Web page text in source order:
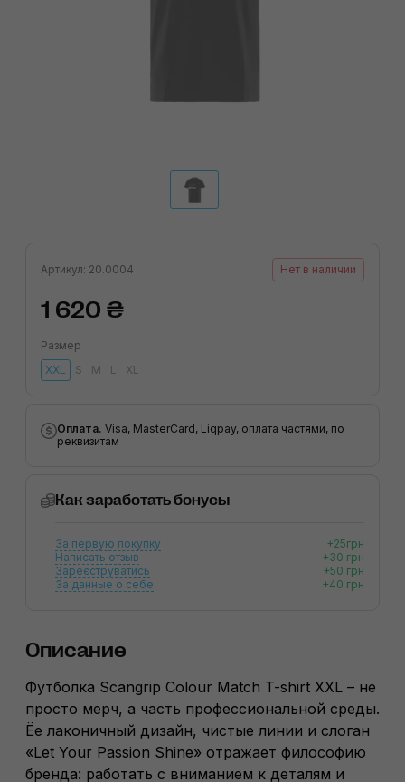
Артикул: 20.0004 Нет в наличии
1 620 ₴
Размер
XXL
S M L XL
Оплата. Visa, MasterCard, Liqpay, оплата частями, по
реквизитам
Как заработать бонусы
За первую покупку
+25грн
Написать отзыв
+30 грн
Зареєструватись
+50 грн
За данные о себе
+40 грн
Описание
Футболка Scangrip Colour Match T-shirt XXL – не
просто мерч, а часть профессиональной среды.
Ёе лаконичный дизайн, чистые линии и слоган
«Let Your Passion Shine» отражает философию
бренда: работать с вниманием к деталям и